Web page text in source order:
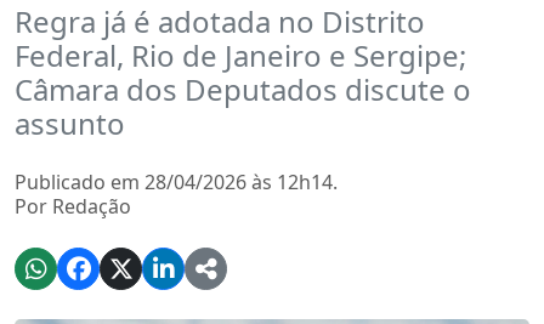
Regra já é adotada no Distrito
Federal, Rio de Janeiro e Sergipe;
Câmara dos Deputados discute o
assunto
Publicado em 28/04/2026 às 12h14.
Por Redação